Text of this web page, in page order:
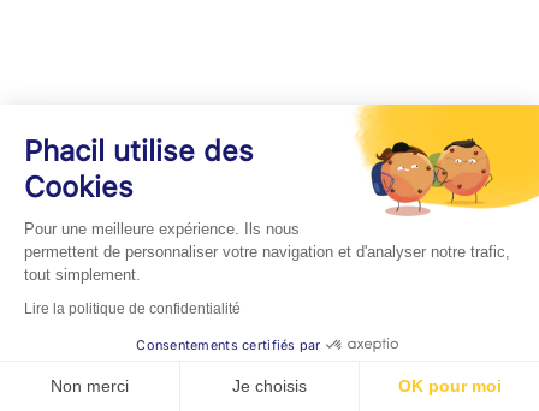
Phacil utilise des
Cookies
Pour une meilleure expérience. Ils nous
permettent de personnaliser votre navigation et d'analyser notre trafic,
tout simplement.
Lire la politique de confidentialité
Consentements certifiés par
Non merci Je choisis OK pour moi